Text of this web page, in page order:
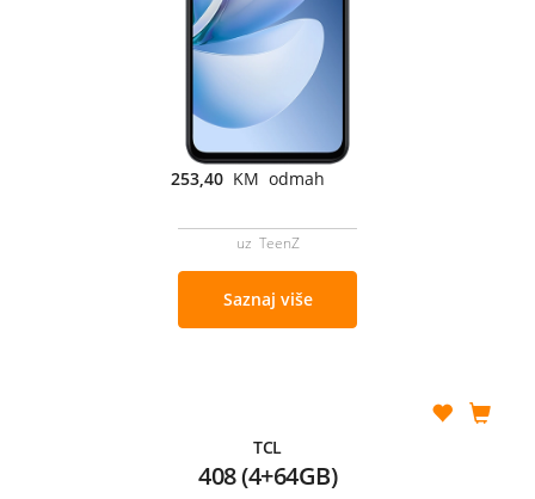
253,40 KM odmah
uz TeenZ
Saznaj više
TCL
408 (4+64GB)